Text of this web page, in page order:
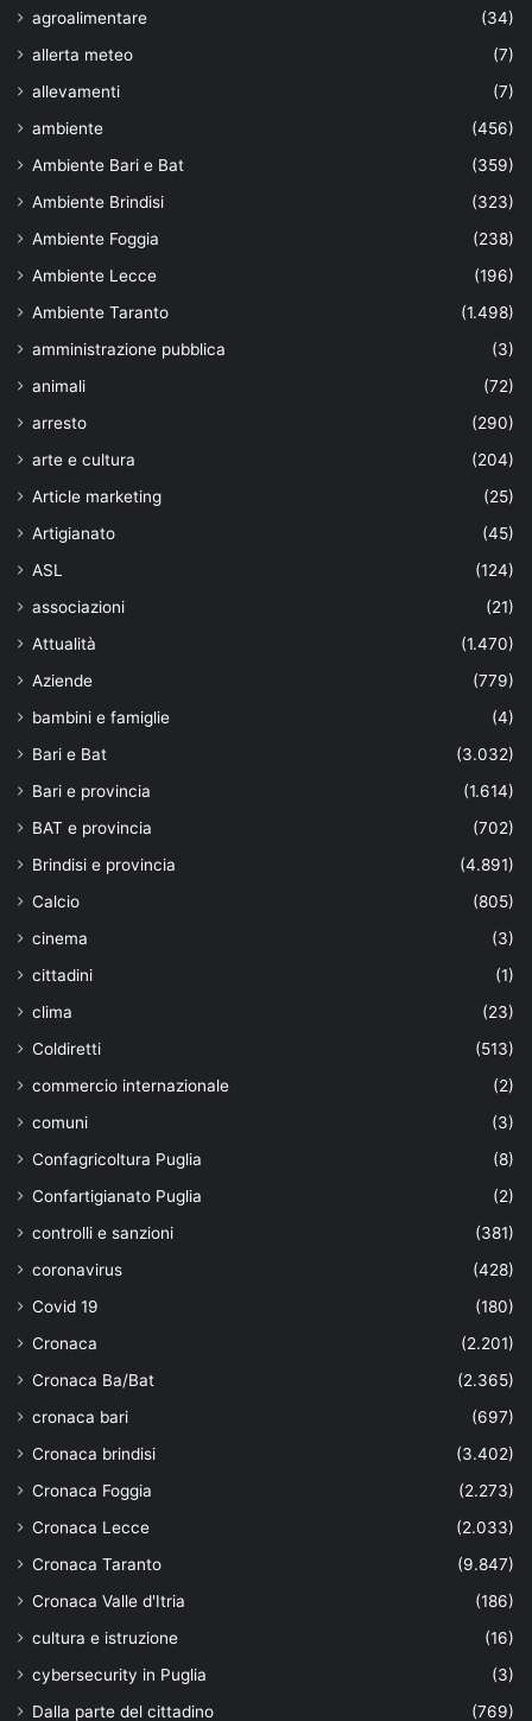
agroalimentare
(34)
allerta meteo
(7)
allevamenti
(7)
ambiente
(456)
Ambiente Bari e Bat
(359)
Ambiente Brindisi
(323)
Ambiente Foggia
(238)
Ambiente Lecce
(196)
Ambiente Taranto
(1.498)
amministrazione pubblica
(3)
animali
(72)
arresto
(290)
arte e cultura
(204)
Article marketing
(25)
Artigianato
(45)
ASL
(124)
associazioni
(21)
Attualità
(1.470)
Aziende
(779)
bambini e famiglie
(4)
Bari e Bat
(3.032)
Bari e provincia
(1.614)
BAT e provincia
(702)
Brindisi e provincia
(4.891)
Calcio
(805)
cinema
(3)
cittadini
(1)
clima
(23)
Coldiretti
(513)
commercio internazionale
(2)
comuni
(3)
Confagricoltura Puglia
(8)
Confartigianato Puglia
(2)
controlli e sanzioni
(381)
coronavirus
(428)
Covid 19
(180)
Cronaca
(2.201)
Cronaca Ba/Bat
(2.365)
cronaca bari
(697)
Cronaca brindisi
(3.402)
Cronaca Foggia
(2.273)
Cronaca Lecce
(2.033)
Cronaca Taranto
(9.847)
Cronaca Valle d'Itria
(186)
cultura e istruzione
(16)
cybersecurity in Puglia
(3)
Dalla parte del cittadino
(769)